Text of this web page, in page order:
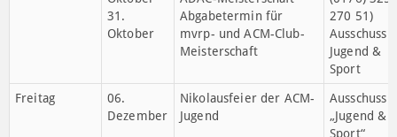
44
11.
Abstellfahrt des ACM-
Oldtimer-Stammtisch
durch Wolfgang Weigelt
+ Dieter Steffens)
Wolfg.
(0179) 231
94
Dieter
Steffens
(0176) 480